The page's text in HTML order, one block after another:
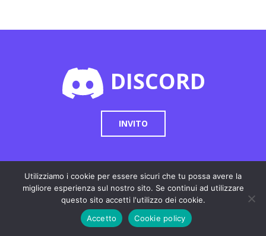
DISCORD
INVITO
Cookie Policy| Privacy Policy
Utilizziamo i cookie per essere sicuri che tu possa avere la
migliore esperienza sul nostro sito. Se continui ad utilizzare
questo sito accetti l'utilizzo dei cookie.
Accetto
Cookie policy